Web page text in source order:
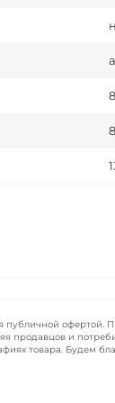
офертой.
продавцов и
товара. Будем